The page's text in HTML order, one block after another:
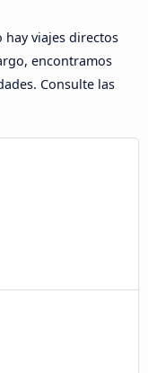
hay viajes directos
encontramos
Consulte las